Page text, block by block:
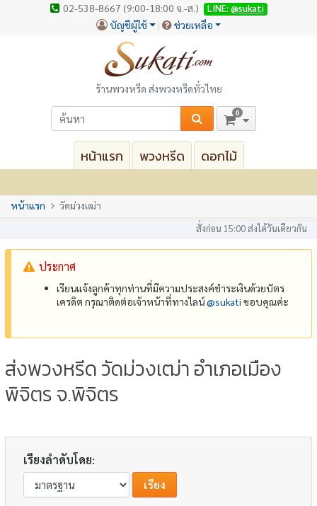
02-538-8667 (9:00-18:00 จ.-ส.) LINE: @sukati
บัญชีผู้ใช้ ช่วยเหลือ
ร้านพวงหรีด ส่งพวงหรีดทั่วไทย
0
หน้าแรก พวงหรีด ดอกไม้
หน้าแรก วัดม่วงเฒ่า
สั่งก่อน 15:00 ส่งได้วันเดียวกัน
ประกาศ
เรียนแจ้งลูกค้าทุกท่านที่มีความประสงค์ชำระเงินด้วยบัตร
เครดิต กรุณาติดต่อเจ้าหน้าที่ทางไลน์@‌sukati ขอบคุณค่ะ
ส่งพวงหรีด วัดม่วงเฒ่า อำเภอเมือง
พิจิตร จ.พิจิตร
เรียงลำดับโดย: